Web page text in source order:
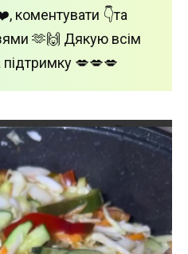
коментувати 👇та
🫶🙌 Дякую всім
підтримку 💋💋💋